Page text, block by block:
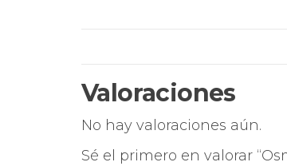
Valoraciones
No hay valoraciones aún.
Sé el primero en valorar